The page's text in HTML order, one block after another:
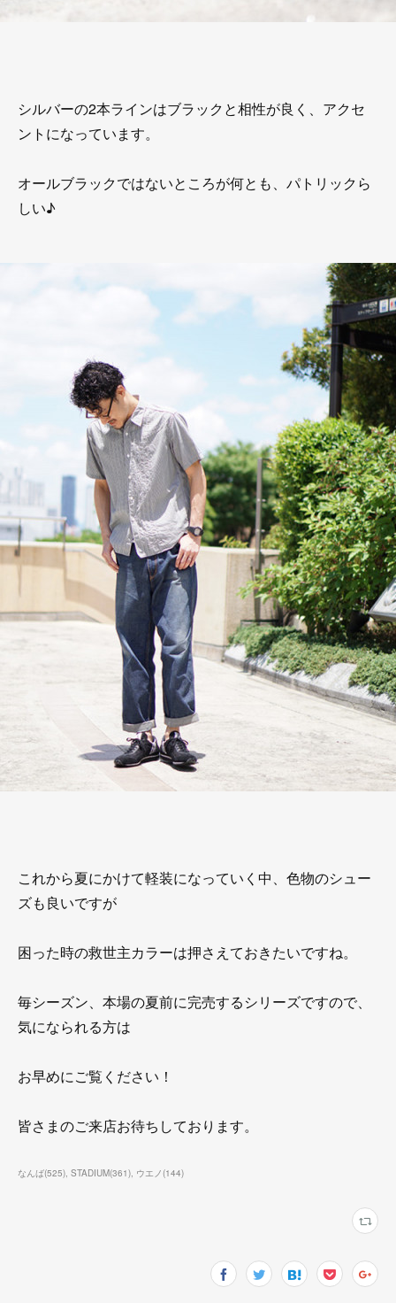
シルバーの2本ラインはブラックと相性が良く、アクセ
ントになっています。
オールブラックではないところが何とも、パトリックら
しい♪
これから夏にかけて軽装になっていく中、色物のシュー
ズも良いですが
困った時の救世主カラーは押さえておきたいですね。
毎シーズン、本場の夏前に完売するシリーズですので、
気になられる方は
お早めにご覧ください！
皆さまのご来店お待ちしております。
なんば(525) STADIUM(361) ウエノ(144)